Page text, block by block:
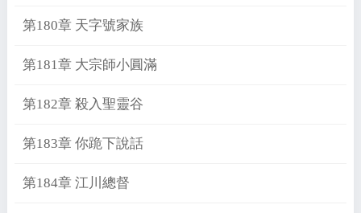
第180章 天字號家族
第181章 大宗師小圓滿
第182章 殺入聖靈谷
第183章 你跪下說話
第184章 江川總督